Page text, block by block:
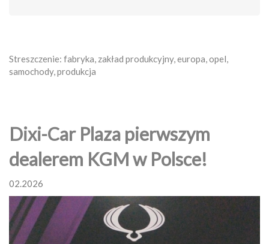
Streszczenie: fabryka, zakład produkcyjny, europa, opel,
samochody, produkcja
Dixi-Car Plaza pierwszym
dealerem KGM w Polsce!
02.2026